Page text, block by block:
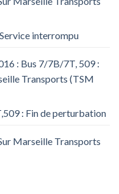
interrompu
: Bus 7/7B/7T, 509 :
Transports (TSM
: Fin de perturbation
Marseille Transports